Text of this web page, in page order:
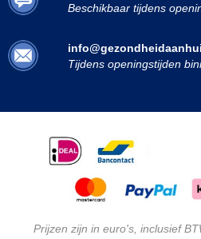
Beschikbaar tijdens
Tijdens openingstijden
Prijzen zijn in euro's, inclusief